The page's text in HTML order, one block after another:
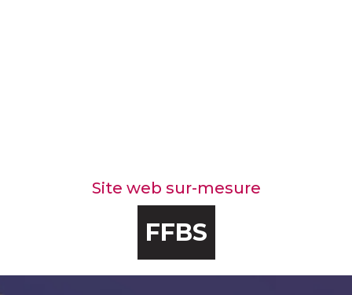
Site web sur-mesure
FFBS